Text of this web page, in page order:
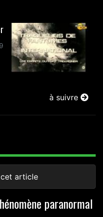
à suivre
article
paranormal